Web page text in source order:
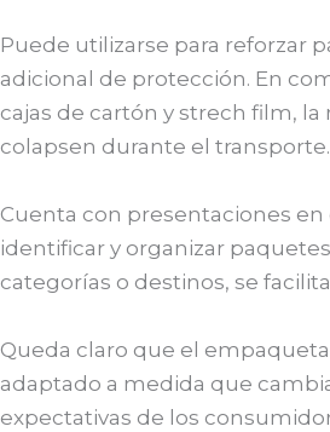
Puede utilizarse para reforzar
adicional de protección. En
cajas de cartón y strech film,
colapsen durante el transporte.
Cuenta con presentaciones
identificar y organizar
categorías o destinos, se
Queda claro que el
adaptado a medida que
expectativas de los